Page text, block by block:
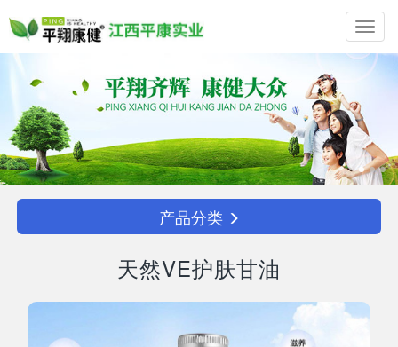
产品分类
天然VE护肤甘油